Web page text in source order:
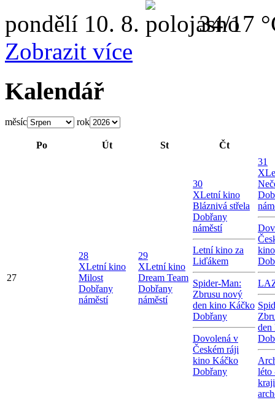
pondělí 10. 8.
34/17
Zobrazit více
Kalendář
měsíc rok
Po Út St Čt
27
28
XLetní kino
Milost
Dobřany
náměstí
29
XLetní kino
Dream Team
Dobřany
náměstí
30
XLetní kino
Bláznivá střela
Dobřany
náměstí
Letní kino za
Liďákem
Spider-Man:
Zbrusu nový
den kino Káčko
Dobřany
Dovolená v
Českém ráji
kino Káčko
Dobřany
31
X
den
léto